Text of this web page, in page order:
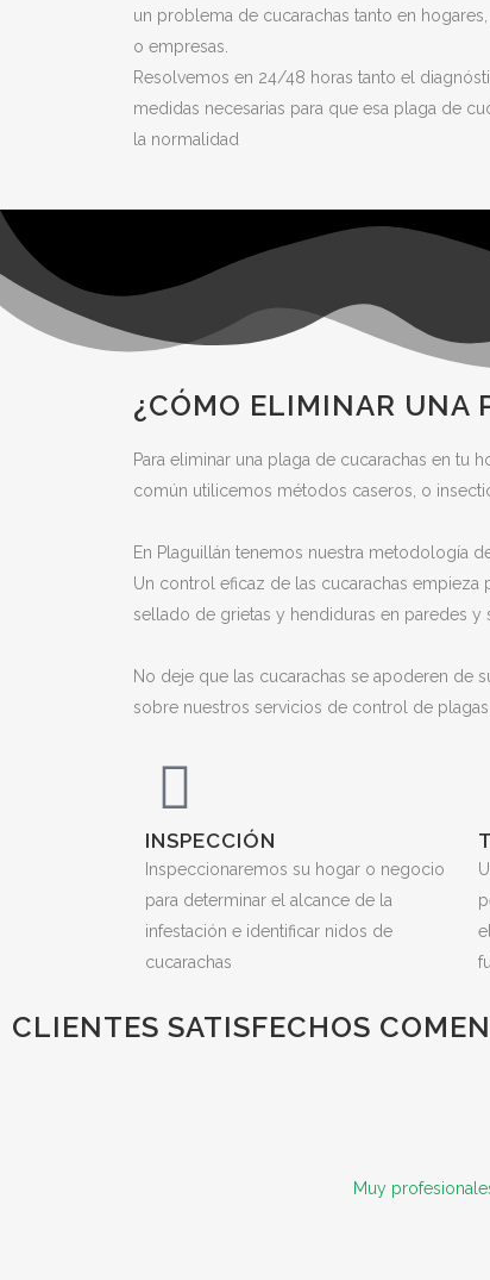
un problema de cucarachas tanto en
o empresas.
Resolvemos en 24/48 horas tanto el
medidas necesarias para que esa plaga de
la normalidad
¿CÓMO ELIMINAR UNA
Para eliminar una plaga de cucarachas en
común utilicemos métodos caseros, o
En Plaguillán tenemos nuestra metodología
Un control eficaz de las cucarachas
sellado de grietas y hendiduras en paredes
No deje que las cucarachas se apoderen de
sobre nuestros servicios de control de plagas
INSPECCIÓN
Inspeccionaremos su hogar o negocio
para determinar el alcance de la
infestación e identificar nidos de
cucarachas
CLIENTES SATISFECHOS
Muy